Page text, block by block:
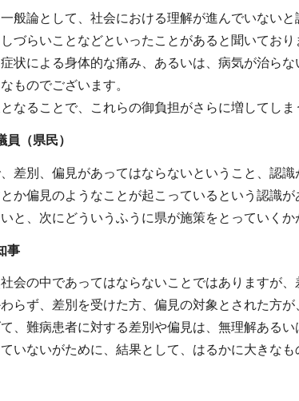
般論として、社会における理解が進んでいない
づらいことなどといったことがあると聞いており
状による身体的な痛み、あるいは、病気が治ら
ものでございます。
なることで、これらの御負担がさらに増してし
（県民）
差別、偏見があってはならないということ、認
か偏見のようなことが起こっているという認識が
と、次にどういうふうに県が施策をとっていく
事
会の中であってはならないことではありますが
らず、差別を受けた方、偏見の対象とされた方
、難病患者に対する差別や偏見は、無理解ある
いないがために、結果として、はるかに大きな